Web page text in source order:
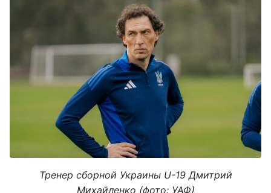
Тренер сборной Украины U-19 Дмитрий
Михайленко (фото: УАФ)